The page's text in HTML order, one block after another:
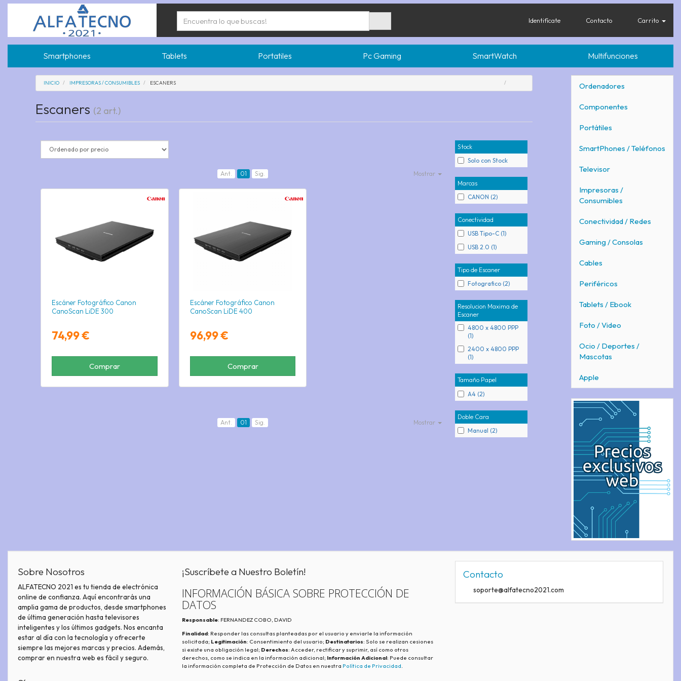
Identifícate Contacto Carrito
Smartphones Tablets Portatiles Pc Gaming SmartWatch Multifunciones
Ordenadores
Componentes
Portátiles
SmartPhones / Teléfonos
Televisor
Impresoras /
Consumibles
Conectividad / Redes
Gaming / Consolas
Cables
Periféricos
Tablets / Ebook
Foto / Video
Ocio / Deportes /
Mascotas
Apple
INICIO IMPRESORAS / CONSUMIBLES ESCANERS
Escaners (2 art.)
Stock
Solo con Stock
Marcas
CANON (2)
Conectividad
USB Tipo-C (1)
USB 2.0 (1)
Tipo de Escaner
Fotografico (2)
Resolucion Maxima de
Escaner
4800 x 4800 PPP
(1)
2400 x 4800 PPP
(1)
Tamaño Papel
A4 (2)
Doble Cara
Manual (2)
Ant. 01 Sig. Mostrar
Escáner Fotográfico Canon
CanoScan LiDE 300
74,99 €
Comprar
Escáner Fotográfico Canon
CanoScan LiDE 400
96,99 €
Comprar
Ant. 01 Sig. Mostrar
Sobre Nosotros
ALFATECNO 2021 es tu tienda de electrónica
online de confianza. Aquí encontrarás una
amplia gama de productos, desde smartphones
de última generación hasta televisores
inteligentes y los últimos gadgets. Nos encanta
estar al día con la tecnología y ofrecerte
siempre las mejores marcas y precios. Además,
comprar en nuestra web es fácil y seguro.
¡Suscríbete a Nuestro Boletín!
INFORMACIÓN BÁSICA SOBRE PROTECCIÓN DE
DATOS
Responsable: FERNANDEZ COBO, DAVID
Finalidad: Responder las consultas planteadas por el usuario y enviarle la información
solicitada; Legitimación: Consentimiento del usuario; Destinatarios: Solo se realizan cesiones
si existe una obligación legal; Derechos: Acceder, rectificar y suprimir, así como otros
derechos, como se indica en la información adicional; Información Adicional: Puede consultar
la información completa de Protección de Datos en nuestra Política de Privacidad.
Contacto
soporte@alfatecno2021.com